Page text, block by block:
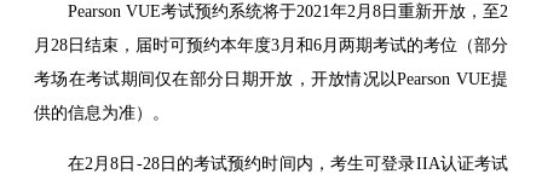
Pearson VUE考试预约系统将于2021年2月8日重新开放，至2
月28日结束，届时可预约本年度3月和6月两期考试的考位（部分
考场在考试期间仅在部分日期开放，开放情况以Pearson VUE提
供的信息为准）。
在2月8日-28日的考试预约时间内，考生可登录IIA认证考试